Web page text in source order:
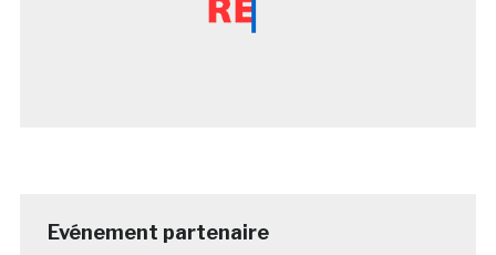
Evénement partenaire